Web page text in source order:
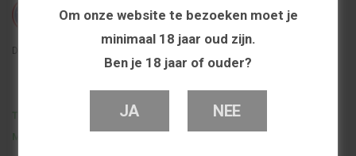
Om onze website te bezoeken moet je
minimaal 18 jaar oud zijn.
Ben je 18 jaar of ouder?
JA NEE
De beste en voordeligste vapeshop in Nederland
Telefoon
0251 839 447